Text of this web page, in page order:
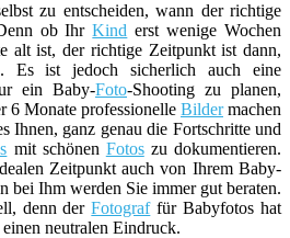
zu entscheiden, wann der richtige
ob IhrKind erst wenige Wochen
alt ist, der richtige Zeitpunkt ist dann,
Es ist jedoch sicherlich auch eine
ein Baby-Foto-Shooting zu planen,
6 Monate professionelle Bildermachen
Ihnen, ganz genau die Fortschritte und
mit schönen Fotoszu dokumentieren.
Zeitpunkt auch von Ihrem Baby-
bei Ihm werden Sie immer gut beraten.
denn derFotograffür Babyfotos hat
neutralen Eindruck.